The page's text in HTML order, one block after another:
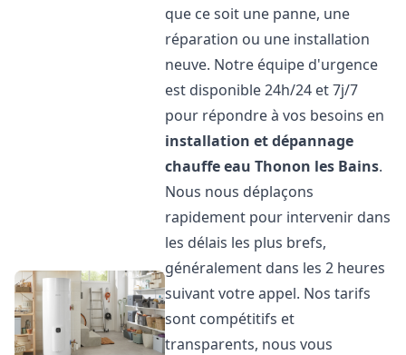
que ce soit une panne, une
réparation ou une installation
neuve. Notre équipe d'urgence
est disponible 24h/24 et 7j/7
pour répondre à vos besoins en
installation et dépannage
chauffe eau Thonon les Bains.
Nous nous déplaçons
rapidement pour intervenir dans
les délais les plus brefs,
généralement dans les 2 heures
suivant votre appel. Nos tarifs
sont compétitifs et
transparents, nous vous